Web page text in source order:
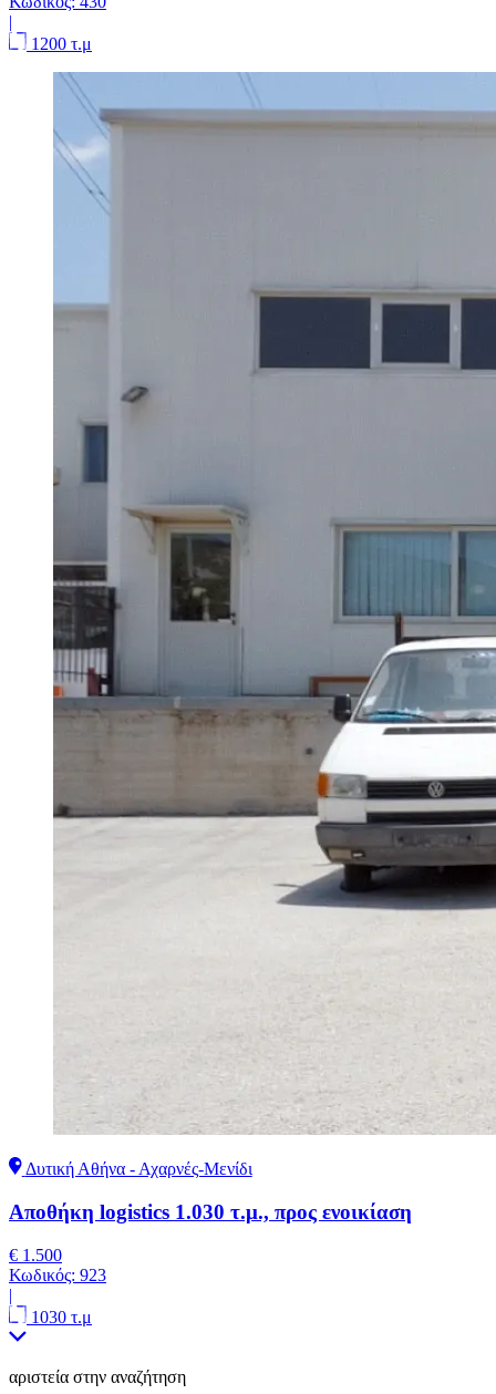
|
1200 τ.μ
Δυτική Αθήνα - Αχαρνές-Μενίδι
Αποθήκη logistics 1.030 τ.μ., προς ενοικίαση
€ 1.500
Κωδικός: 923
|
1030 τ.μ
αριστεία στην αναζήτηση